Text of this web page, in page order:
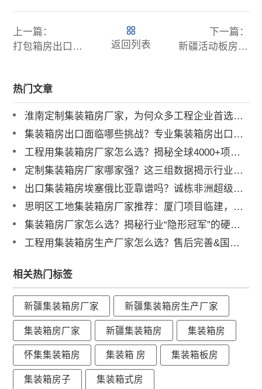
上一篇：
打包箱房出口哈萨克斯坦 跨境供应链全程保障
返回列表
下一篇：
新疆活动板房厂家直销 打包箱搭配活动板房组合临建房
热门文章
淮南定制集装箱房厂家，为何众多工程企业首选诚栋营地？
集装箱房出口面临哪些挑战？专业集装箱房出口流程与解决方案全解析
工程用集装箱房厂家怎么选？揭秘全球4000+项目背后的实力品牌
定制集装箱房厂家哪家强？这三组数据揭示行业标杆
出口集装箱房埃塞俄比亚靠谱吗？诚栋非洲超级营地案例深度解析
思明区工地集装箱房厂家推荐：厦门项目临建，为何总包单位都选他？
集装箱房厂家怎么选？揭秘行业“隐形冠军”的硬核实力
工程用集装箱房生产厂家怎么选？售后完善&国内三大工厂直供解析
相关热门标签
新疆集装箱房厂家 新疆集装箱房生产厂家
集装箱房厂家 新疆集装箱房 集装箱房
怀集集装箱房 集装箱 房 集装箱板房
集装箱房子 集装箱式房